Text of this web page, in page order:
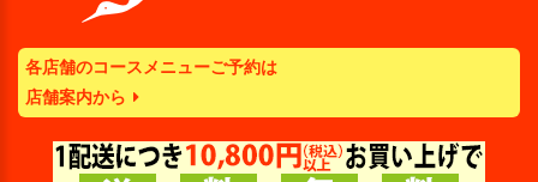
各店舗のコースメニューご予約は
店舗案内から